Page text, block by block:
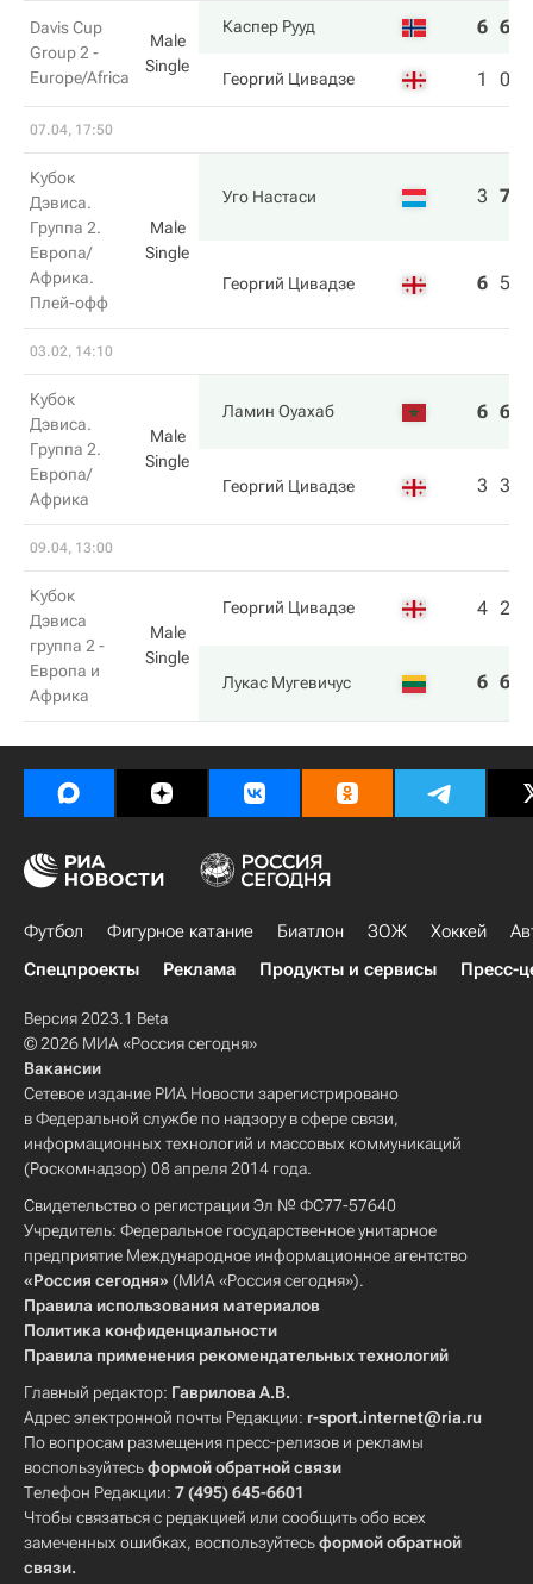
Davis Cup
Group 2 -
Europe/Africa
Male
Single
Каспер Рууд 6 6
Георгий Цивадзе 1 0
07.04, 17:50
Кубок
Дэвиса.
Группа 2.
Европа/
Африка.
Плей-офф
Male
Single
Уго Настаси 3 7
Георгий Цивадзе 6 5
03.02, 14:10
Кубок
Дэвиса.
Группа 2.
Европа/
Африка
Male
Single
Ламин Оуахаб 6 6
Георгий Цивадзе 3 3
09.04, 13:00
Кубок
Дэвиса
группа 2 -
Европа и
Африка
Male
Single
Георгий Цивадзе 4 2
Лукас Мугевичус 6 6
Футбол Фигурное катание Биатлон ЗОЖ Хоккей
Спецпроекты
Реклама Продукты и сервисы Пресс-
Версия 2023.1 Beta
© 2026 МИА «Россия сегодня»
Вакансии
Сетевое издание РИА Новости зарегистрировано
в Федеральной службе по надзору в сфере связи,
информационных технологий и массовых коммуникаций
(Роскомнадзор) 08 апреля 2014 года.
Свидетельство о регистрации Эл № ФС77-57640
Учредитель: Федеральное государственное унитарное
предприятие Международное информационное агентство
«Россия сегодня» (МИА «Россия сегодня»).
Правила использования материалов
Политика конфиденциальности
Правила применения рекомендательных технологий
Главный редактор: Гаврилова А.В.
Адрес электронной почты Редакции: r-sport.internet@ria.ru
По вопросам размещения пресс-релизов и рекламы
воспользуйтесьформой обратной связи
Телефон Редакции: 7 (495) 645-6601
Чтобы связаться с редакцией или сообщить обо всех
замеченных ошибках, воспользуйтесьформой обратной
связи.